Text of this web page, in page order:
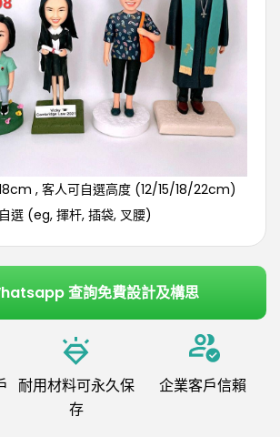
, 客人可自選高度 (12/15/18/22cm)
選 (eg, 揮杆, 插袋, 叉腰)
查詢免費設計及構思
耐用材料可永久保
存
企業客戶信賴